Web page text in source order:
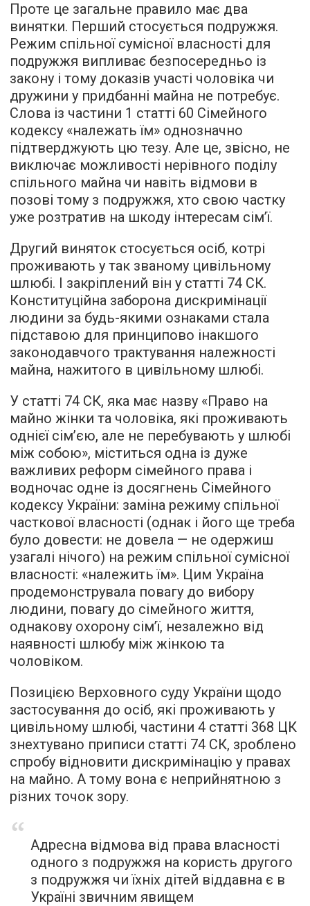
Проте це загальне правило має два
винятки. Перший стосується подружжя.
Режим спільної сумісної власності для
подружжя випливає безпосередньо із
закону і тому доказів участі чоловіка чи
дружини у придбанні майна не потребує.
Слова із частини 1 статті 60 Сімейного
кодексу «належать їм» однозначно
підтверджують цю тезу. Але це, звісно, не
виключає можливості нерівного поділу
спільного майна чи навіть відмови в
позові тому з подружжя, хто свою частку
уже розтратив на шкоду інтересам сім’ї.
Другий виняток стосується осіб, котрі
проживають у так званому цивільному
шлюбі. І закріплений він у статті 74 СК.
Конституційна заборона дискримінації
людини за будь-якими ознаками стала
підставою для принципово інакшого
законодавчого трактування належності
майна, нажитого в цивільному шлюбі.
У статті 74 СК, яка має назву «Право на
майно жінки та чоловіка, які проживають
однієї сім’єю, але не перебувають у шлюбі
між собою», міститься одна із дуже
важливих реформ сімейного права і
водночас одне із досягнень Сімейного
кодексу України: заміна режиму спільної
часткової власності (однак і його ще треба
було довести: не довела — не одержиш
узагалі нічого) на режим спільної сумісної
власності: «належить їм». Цим Україна
продемонструвала повагу до вибору
людини, повагу до сімейного життя,
однакову охорону сім’ї, незалежно від
наявності шлюбу між жінкою та
чоловіком.
Позицією Верховного суду України щодо
застосування до осіб, які проживають у
цивільному шлюбі, частини 4 статті 368 ЦК
знехтувано приписи статті 74 СК, зроблено
спробу відновити дискримінацію у правах
на майно. А тому вона є неприйнятною з
різних точок зору.
Адресна відмова від права власності
одного з подружжя на користь другого
з подружжя чи їхніх дітей віддавна є в
Україні звичним явищем